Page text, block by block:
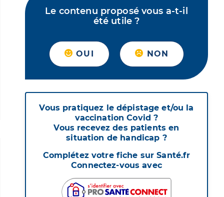
Le contenu proposé vous a-t-il
été utile ?
OUI NON
Vous pratiquez le dépistage et/ou la
vaccination Covid ?
Vous recevez des patients en
situation de handicap ?
Complétez votre fiche sur Santé.fr
Connectez-vous avec